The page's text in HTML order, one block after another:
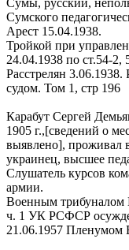
Сумского
Арест 15.04.1938.
Тройкой при
24.04.1938 по ст.54-
Расстрелян
судом. Том 1, стр 196
Карабут Сергей
1905 г.,[сведений о
выявлено], проживал
украинец, высшее
Слушатель курсов
армии.
Военным трибуналом
ч. 1 УК РСФСР
21.06.1957 Пленумом